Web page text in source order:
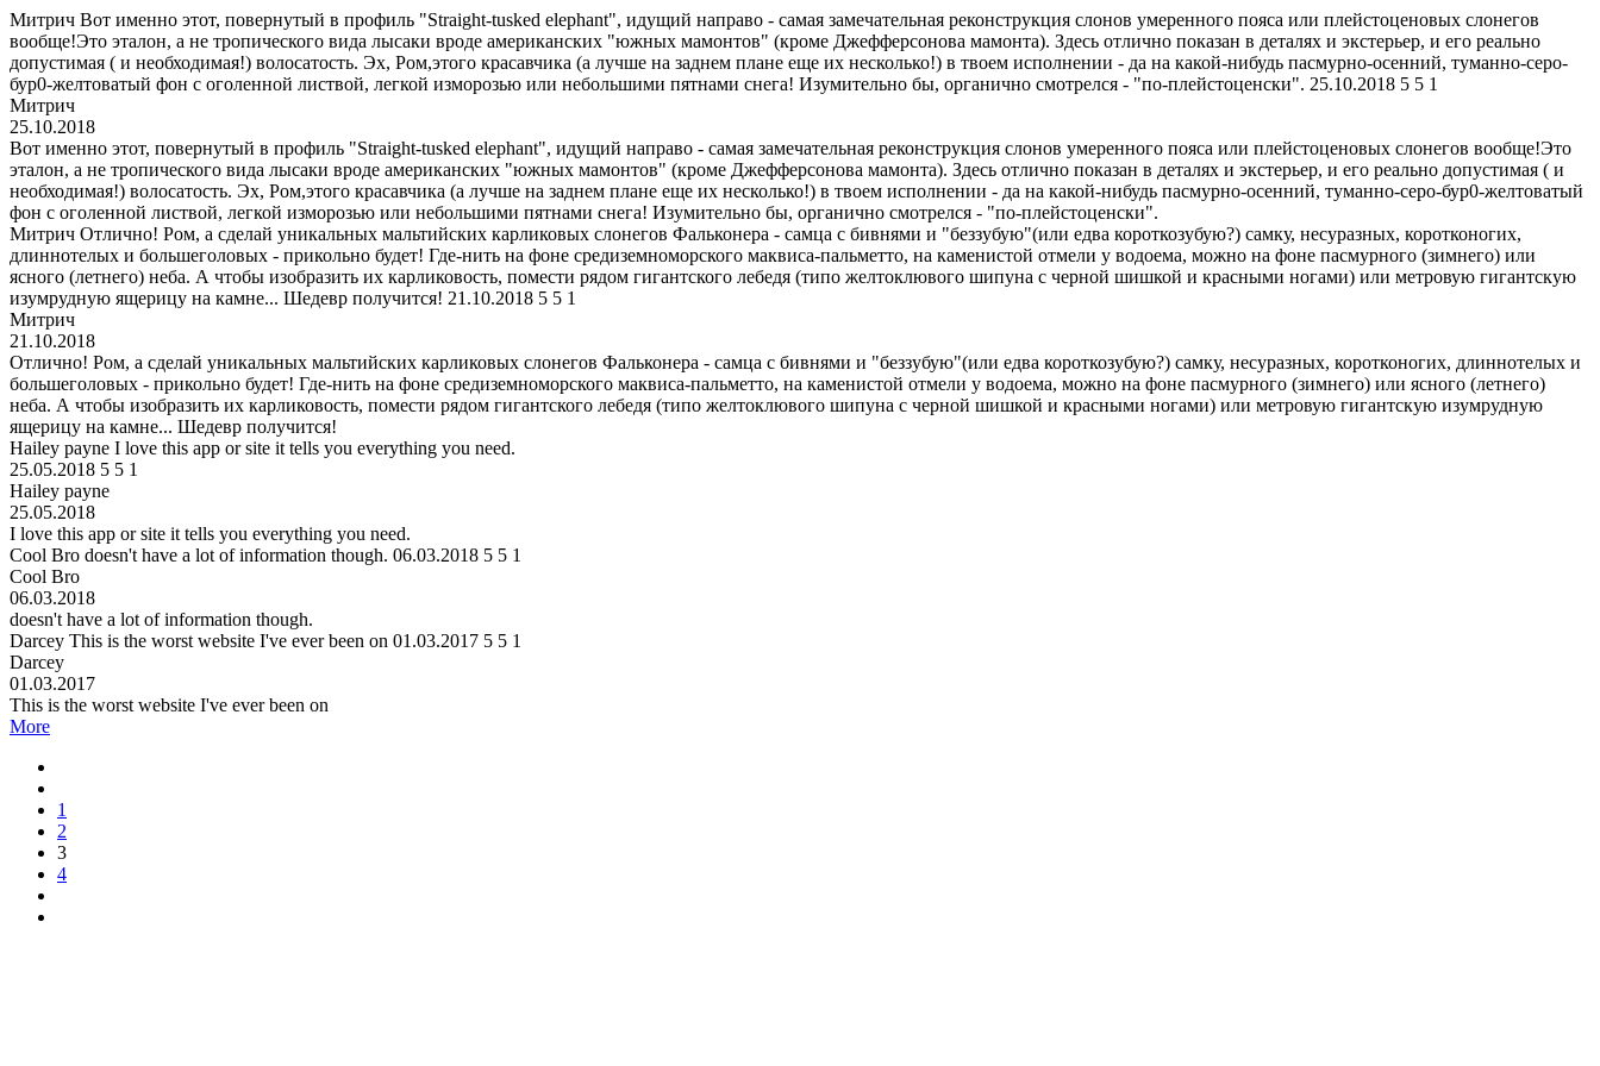
Митрич Вот именно этот, повернутый в профиль "Straight-tusked elephant", идущий направо - самая замечательная реконструкция слонов умеренного пояса или плейстоценовых слонегов
вообще!Это эталон, а не тропического вида лысаки вроде американских "южных мамонтов" (кроме Джефферсонова мамонта). Здесь отлично показан в деталях и экстерьер, и его реально
допустимая ( и необходимая!) волосатость. Эх, Ром,этого красавчика (а лучше на заднем плане еще их несколько!) в твоем исполнении - да на какой-нибудь пасмурно-осенний, туманно-серо-
бур0-желтоватый фон с оголенной листвой, легкой изморозью или небольшими пятнами снега! Изумительно бы, органично смотрелся - "по-плейстоценски". 25.10.2018 5 5 1
Митрич
25.10.2018
Вот именно этот, повернутый в профиль "Straight-tusked elephant", идущий направо - самая замечательная реконструкция слонов умеренного пояса или плейстоценовых слонегов вообще!Это
эталон, а не тропического вида лысаки вроде американских "южных мамонтов" (кроме Джефферсонова мамонта). Здесь отлично показан в деталях и экстерьер, и его реально допустимая ( и
необходимая!) волосатость. Эх, Ром,этого красавчика (а лучше на заднем плане еще их несколько!) в твоем исполнении - да на какой-нибудь пасмурно-осенний, туманно-серо-бур0-желтоватый
фон с оголенной листвой, легкой изморозью или небольшими пятнами снега! Изумительно бы, органично смотрелся - "по-плейстоценски".
Митрич Отлично! Ром, а сделай уникальных мальтийских карликовых слонегов Фальконера - самца с бивнями и "беззубую"(или едва короткозубую?) самку, несуразных, коротконогих,
длиннотелых и большеголовых - прикольно будет! Где-нить на фоне средиземноморского маквиса-пальметто, на каменистой отмели у водоема, можно на фоне пасмурного (зимнего) или
ясного (летнего) неба. А чтобы изобразить их карликовость, помести рядом гигантского лебедя (типо желтоклювого шипуна с черной шишкой и красными ногами) или метровую гигантскую
изумрудную ящерицу на камне... Шедевр получится! 21.10.2018 5 5 1
Митрич
21.10.2018
Отлично! Ром, а сделай уникальных мальтийских карликовых слонегов Фальконера - самца с бивнями и "беззубую"(или едва короткозубую?) самку, несуразных, коротконогих, длиннотелых и
большеголовых - прикольно будет! Где-нить на фоне средиземноморского маквиса-пальметто, на каменистой отмели у водоема, можно на фоне пасмурного (зимнего) или ясного (летнего)
неба. А чтобы изобразить их карликовость, помести рядом гигантского лебедя (типо желтоклювого шипуна с черной шишкой и красными ногами) или метровую гигантскую изумрудную
ящерицу на камне... Шедевр получится!
Hailey payne I love this app or site it tells you everything you need.
25.05.2018 5 5 1
Hailey payne
25.05.2018
I love this app or site it tells you everything you need.
Cool Bro doesn't have a lot of information though. 06.03.2018 5 5 1
Cool Bro
06.03.2018
doesn't have a lot of information though.
Darcey This is the worst website I've ever been on 01.03.2017 5 5 1
Darcey
01.03.2017
This is the worst website I've ever been on
More
1
2
3
4